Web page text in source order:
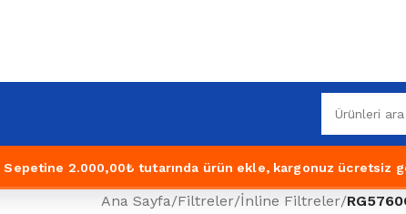
Sepetine 2.000,00₺ tutarında ürün ekle, kargonuz ücretsiz
Ana Sayfa/Filtreler/İnline Filtreler/